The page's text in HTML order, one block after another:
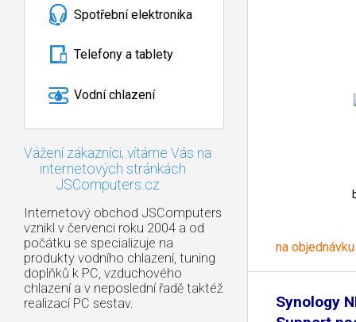
Spotřební elektronika
Telefony a tablety
Vodní chlazení
Vážení zákazníci, vítáme Vás na
internetových stránkách
JSComputers.cz
Internetový obchod JSComputers
vznikl v červenci roku 2004 a od
počátku se specializuje na
produkty vodního chlazení, tuning
doplňků k PC, vzduchového
chlazení a v neposlední řadě taktéž
realizací PC sestav.
na objednávku
Synology